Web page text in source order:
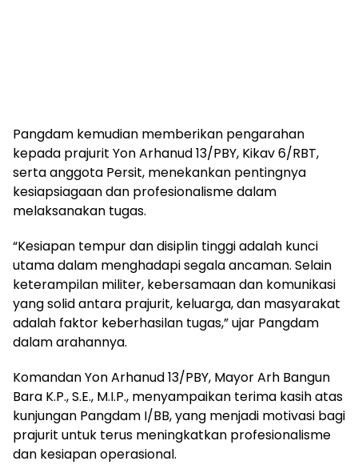
Pangdam kemudian memberikan pengarahan
kepada prajurit Yon Arhanud 13/PBY, Kikav 6/RBT,
serta anggota Persit, menekankan pentingnya
kesiapsiagaan dan profesionalisme dalam
melaksanakan tugas.
“Kesiapan tempur dan disiplin tinggi adalah kunci
utama dalam menghadapi segala ancaman. Selain
keterampilan militer, kebersamaan dan komunikasi
yang solid antara prajurit, keluarga, dan masyarakat
adalah faktor keberhasilan tugas,” ujar Pangdam
dalam arahannya.
Komandan Yon Arhanud 13/PBY, Mayor Arh Bangun
Bara K.P., S.E., M.I.P., menyampaikan terima kasih atas
kunjungan Pangdam I/BB, yang menjadi motivasi bagi
prajurit untuk terus meningkatkan profesionalisme
dan kesiapan operasional.